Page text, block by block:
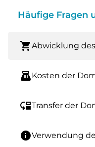
Häufige Fragen
shopping_cartAbwicklung
point_of_saleKosten der
move_downTransfer der
infoVerwendung